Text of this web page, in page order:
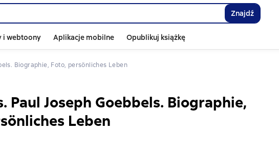
Znajdź
i webtoony Aplikacje mobilne Opublikuj książkę
Biographie, Foto, persönliches Leben
Paul Joseph Goebbels. Biographie,
Leben